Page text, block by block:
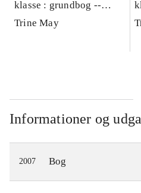
klasse : grundbog --
Lærervejledning
Trine May
Informationer og
2007 Bog